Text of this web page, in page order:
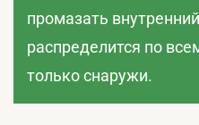
промазать
распределится по
только снаружи.